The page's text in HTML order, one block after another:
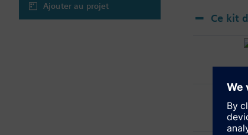
Ajouter au projet
Ce kit